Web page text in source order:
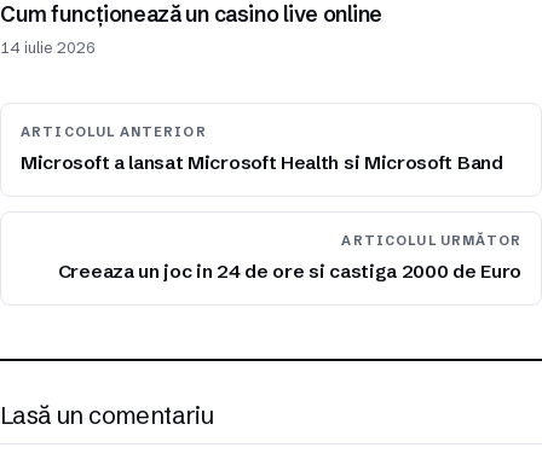
Cum funcționează un casino live online
14 iulie 2026
ARTICOLUL ANTERIOR
Microsoft a lansat Microsoft Health si Microsoft Band
ARTICOLUL URMĂTOR
Creeaza un joc in 24 de ore si castiga 2000 de Euro
Lasă un comentariu